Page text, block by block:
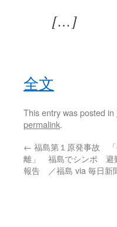
[…]
全文
This entry was posted in
permalink.
← 福島第１原発事故
離」 福島でシンポ 避
報告 ／福島 via 毎日新